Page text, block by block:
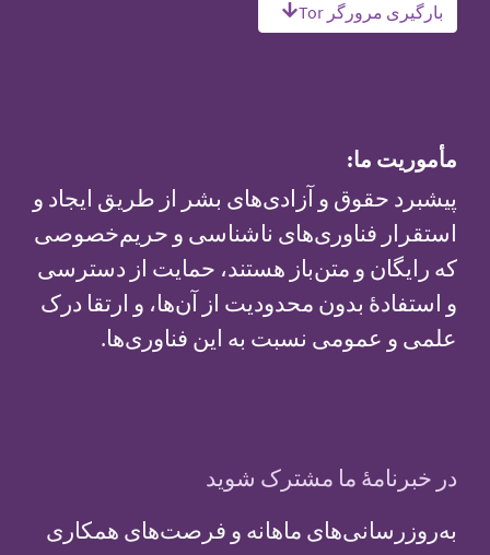
بارگیری مرورگر Tor
مأموریت ما:
پیشبرد حقوق و آزادی‌های بشر از طریق ایجاد و
استقرار فناوری‌های ناشناسی و حریم‌خصوصی
که رایگان و متن‌باز هستند، حمایت از دسترسی
و استفادهٔ بدون محدودیت از آن‌ها، و ارتقا درک
علمی و عمومی نسبت به این فناوری‌ها.
در خبرنامهٔ ما مشترک شوید
به‌روزرسانی‌های ماهانه و فرصت‌های همکاری